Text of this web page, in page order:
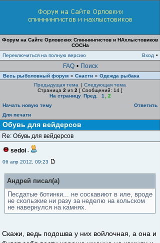
Форум на Сайте Орловских Спиннингистов и НАхлыстовиков
СОСНа
Переключиться на полную версию
Вход •
FAQ • Поиск
Весь рыболовный форум » Снасти » Одежда рыбака
Предыдущая тема | Следующая тема
Страница 2 из 2 [ Сообщений: 14 ]
На страницу Пред. 1
2
Начать новую тему
Ответить
Для печати
Обувь для вейдерсов
Re: Обувь для вейдерсов
sedoi -
06 апр 2012, 09:23
Андрей писал(а)
Песдатые ботинки... не соскавиют в иле, вроде
не скользкие ни разу за неделю на кольском
не навернулся на камнях.
Скажи, ведь подошва у них войлочная, а она и